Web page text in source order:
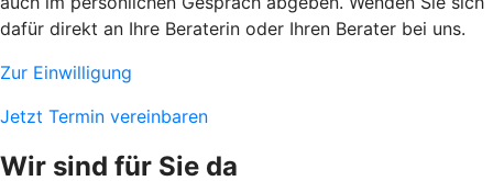
dafür direkt an Ihre Beraterin oder Ihren Berater bei uns.
Zur Einwilligung
Jetzt Termin vereinbaren
Wir sind für Sie da